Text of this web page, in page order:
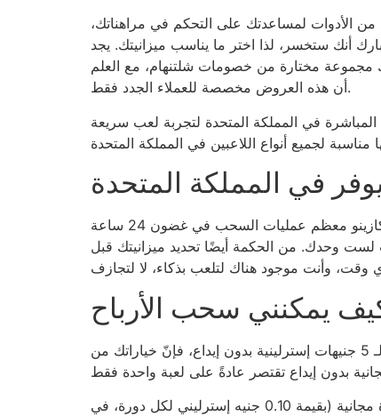
من الأدوات لمساعدتك على التحكم في مراهناتك،
أنك ستخسر، لذا اختر ما يناسب ميزانيتك. يجد
مجموعة مختارة من خصومات شلتنهام، مع العلم
أن هذه العروض مخصصة للعملاء الجدد فقط.
في المملكة المتحدة لتجربة لعب سريعة
لست وحدك. من الحكمة أيضًا تحديد ميزانيتك قبل
يمكنني سحب الأرباح
تُعدّ الموانئ الأكثر سخاءً، وقد تُساهم جميع مراحل اللعب عادةً في تلبية متطلبات الرهان الجديدة. ومع ذلك، بالنسبة لمكافأة الـ 5 جنيهات إسترلينية بدون إيداع، فإنّ خياراتك من
تتيح لك مواقع أخرى ترقية حسابك للحصول على مكافآت إضافية عند إيداع 5 جنيهات إسترلينية أو أكثر. احصل على 40 دورة مجانية (بقيمة 0.10 جنيه إسترليني لكل دورة، في